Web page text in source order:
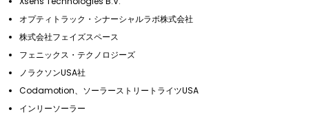
オプティトラック・シナーシャルラボ株式会社
株式会社フェイズスペース
フェニックス・テクノロジーズ
ノラクソンUSA社
Codamotion、ソーラーストリートライツUSA
インリーソーラー